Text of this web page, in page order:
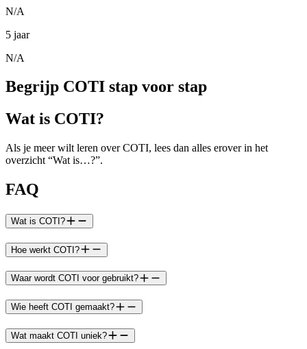
N/A
5 jaar
N/A
Begrijp COTI stap voor stap
Wat is COTI?
Als je meer wilt leren over COTI, lees dan alles erover in het
overzicht “Wat is…?”.
FAQ
Wat is COTI?
Hoe werkt COTI?
Waar wordt COTI voor gebruikt?
Wie heeft COTI gemaakt?
Wat maakt COTI uniek?